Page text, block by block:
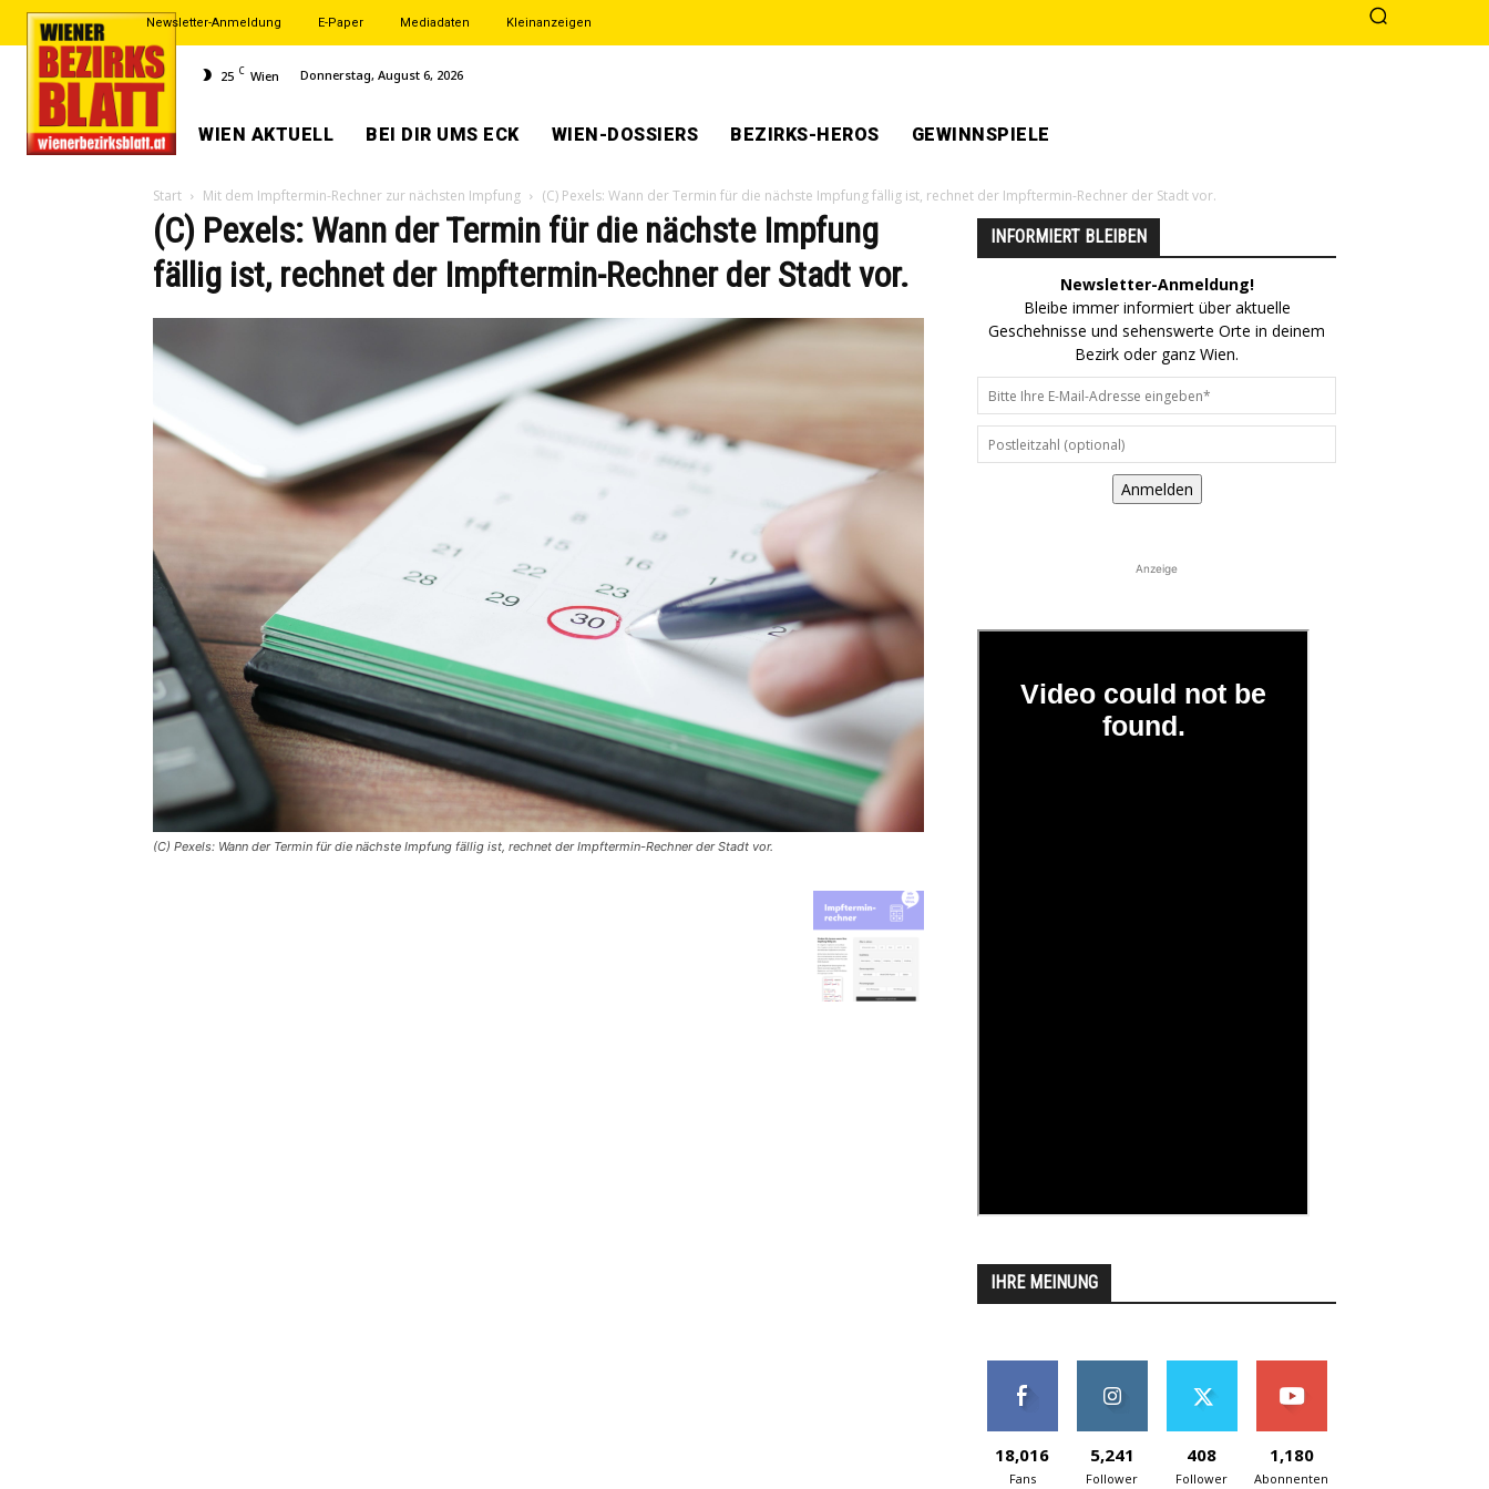
Newsletter-Anmeldung E-Paper Mediadaten Kleinanzeigen
25 C Wien Donnerstag, August 6, 2026
WIEN AKTUELL BEI DIR UMS ECK WIEN-DOSSIERS BEZIRKS-HEROS GEWINNSPIELE
Start Mit dem Impftermin-Rechner zur nächsten Impfung (C) Pexels: Wann der Termin für die nächste Impfung fällig ist, rechnet der Impftermin-Rechner der Stadt vor.
(C) Pexels: Wann der Termin für die nächste Impfung
fällig ist, rechnet der Impftermin-Rechner der Stadt vor.
(C) Pexels: Wann der Termin für die nächste Impfung fällig ist, rechnet der Impftermin-Rechner der Stadt vor.
INFORMIERT BLEIBEN
Newsletter-Anmeldung!
Bleibe immer informiert über aktuelle
Geschehnisse und sehenswerte Orte in deinem
Bezirk oder ganz Wien.
Anmelden
Anzeige
IHRE MEINUNG
18,016
Fans
5,241
Follower
408
Follower
1,180
Abonnenten